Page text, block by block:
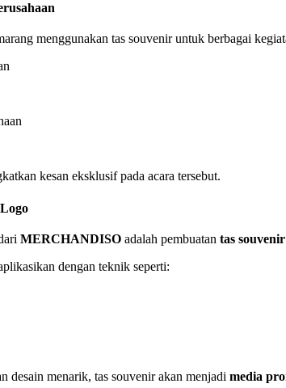
menggunakan tas souvenir untuk berbagai
kesan eksklusif pada acara tersebut.
MERCHANDISO adalah pembuatan tas
dengan teknik seperti:
desain menarik, tas souvenir akan menjadi media